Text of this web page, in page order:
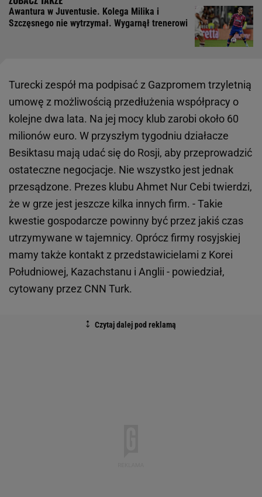
Awantura w Juventusie. Kolega Milika i
Szczęsnego nie wytrzymał. Wygarnął trenerowi
Turecki zespół ma podpisać z Gazpromem trzyletnią
umowę z możliwością przedłużenia współpracy o
kolejne dwa lata. Na jej mocy klub zarobi około 60
milionów euro. W przyszłym tygodniu działacze
Besiktasu mają udać się do Rosji, aby przeprowadzić
ostateczne negocjacje. Nie wszystko jest jednak
przesądzone. Prezes klubu Ahmet Nur Cebi twierdzi,
że w grze jest jeszcze kilka innych firm. - Takie
kwestie gospodarcze powinny być przez jakiś czas
utrzymywane w tajemnicy. Oprócz firmy rosyjskiej
mamy także kontakt z przedstawicielami z Korei
Południowej, Kazachstanu i Anglii - powiedział,
cytowany przez CNN Turk.